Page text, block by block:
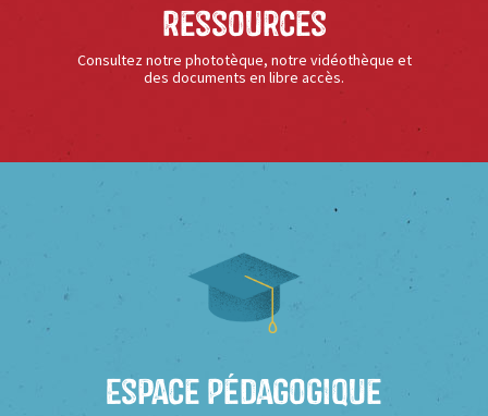
Ressources
Consultez notre phototèque, notre vidéothèque et
des documents en libre accès.
Espace Pédagogique